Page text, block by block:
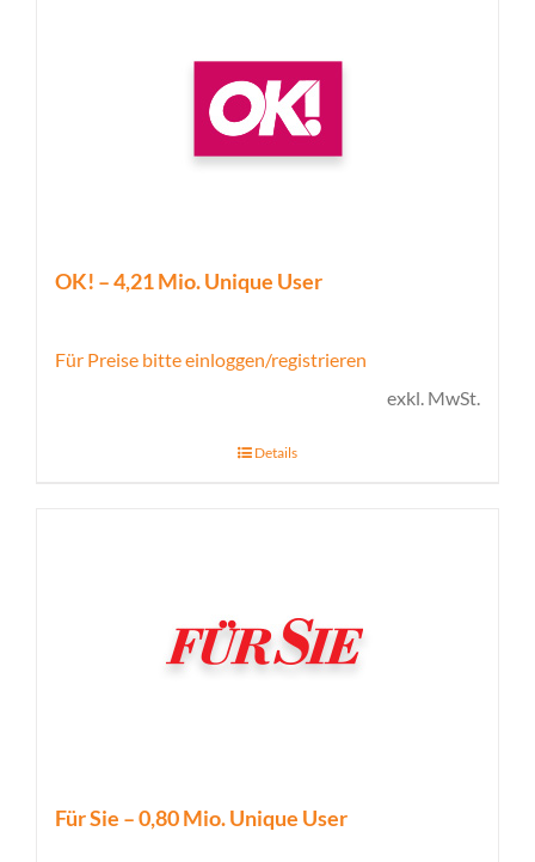
OK! – 4,21 Mio. Unique User
Für Preise bitte einloggen/registrieren
exkl. MwSt.
Details
Für Sie – 0,80 Mio. Unique User